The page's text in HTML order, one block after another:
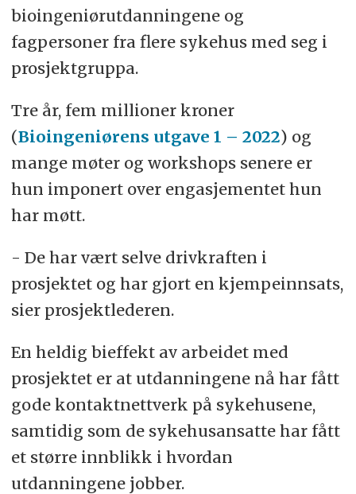
bioingeniørutdanningene og
fagpersoner fra flere sykehus med seg i
prosjektgruppa.
Tre år, fem millioner kroner
(Bioingeniørens utgave 1 – 2022) og
mange møter og workshops senere er
hun imponert over engasjementet hun
har møtt.
- De har vært selve drivkraften i
prosjektet og har gjort en kjempeinnsats,
sier prosjektlederen.
En heldig bieffekt av arbeidet med
prosjektet er at utdanningene nå har fått
gode kontaktnettverk på sykehusene,
samtidig som de sykehusansatte har fått
et større innblikk i hvordan
utdanningene jobber.